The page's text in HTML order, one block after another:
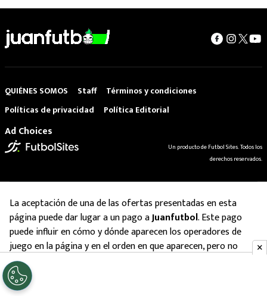
QUIÉNES SOMOS Staff
Términos y condiciones
Políticas de privacidad
Política Editorial
Ad Choices
Un producto de Futbol Sites. Todos los
derechos reservados.
La aceptación de una de las ofertas presentadas en esta
página puede dar lugar a un pago aJuanfutbol. Este pago
puede influir en cómo y dónde aparecen los operadores de
juego en la página y en el orden en que aparecen, pero no
influye en nuestras evaluaciones.